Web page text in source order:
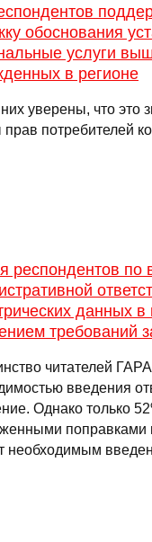
обоснования
услуги
в регионе
уверены, что это
потребителей
респондентов по
данных
требований
читателей
введения
Однако только
поправками
необходимым